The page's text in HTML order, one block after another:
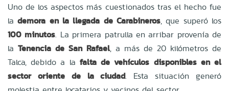
Uno de los aspectos más cuestionados tras el hecho fue
lademora en la llegada de Carabineros, que superó los
100 minutos. La primera patrulla en arribar provenía de
la Tenencia de San Rafael, a más de 20 kilómetros de
Talca, debido a la falta de vehículos disponibles en el
sector oriente de la ciudad. Esta situación generó